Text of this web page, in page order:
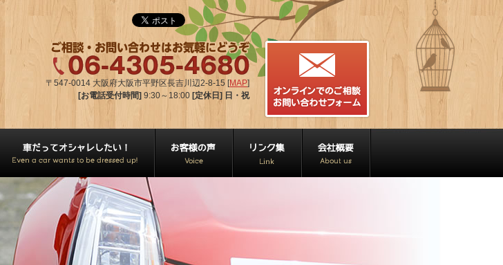
〒547-0014 大阪府大阪市平野区長吉川辺2-8-15 [MAP]
[お電話受付時間] 9:30～18:00 [定休日] 日・祝